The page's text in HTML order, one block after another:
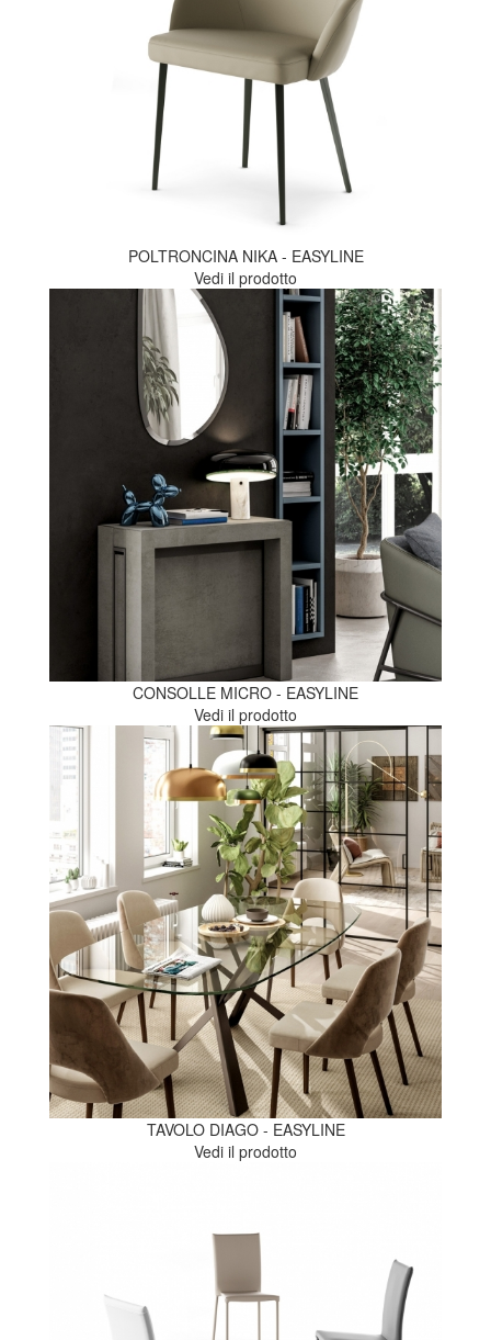
POLTRONCINA NIKA - EASYLINE
Vedi il prodotto
CONSOLLE MICRO - EASYLINE
Vedi il prodotto
TAVOLO DIAGO - EASYLINE
Vedi il prodotto